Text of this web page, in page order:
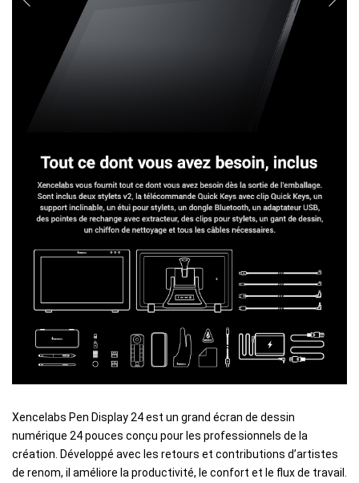
Xencelabs Pen Display 24 est un grand écran de dessin
numérique 24 pouces conçu pour les professionnels de la
création. Développé avec les retours et contributions d’artistes
de renom, il améliore la productivité, le confort et le flux de travail.